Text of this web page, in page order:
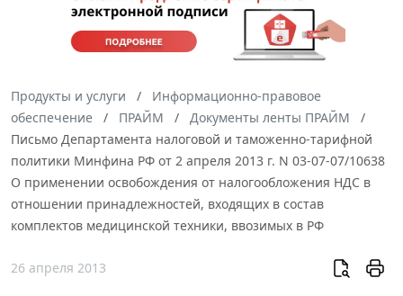
Продукты и услуги
Информационно-правовое
обеспечение
ПРАЙМ
Документы ленты ПРАЙМ
Письмо Департамента налоговой и таможенно-тарифной
политики Минфина РФ от 2 апреля 2013 г. N 03-07-07/10638
О применении освобождения от налогообложения НДС в
отношении принадлежностей, входящих в состав
комплектов медицинской техники, ввозимых в РФ
26 апреля 2013